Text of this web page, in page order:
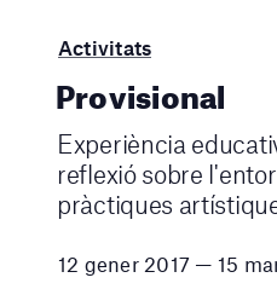
Activitats
Provisional
Experiència
reflexió sobre
pràctiques
12 gener 2017 — 15